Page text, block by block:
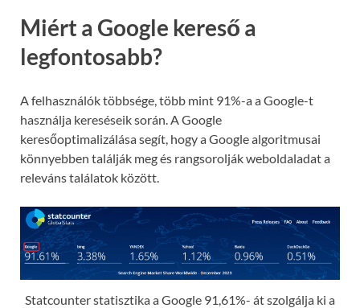
Miért a Google kereső a
legfontosabb?
A felhasználók többsége, több mint 91%-a a Google-t
használja kereséseik során. A Google
keresőoptimalizálása segít, hogy a Google algoritmusai
könnyebben találják meg és rangsorolják weboldaladat a
releváns találatok között.
Statcounter statisztika a Google 91,61%- át szolgálja ki a